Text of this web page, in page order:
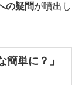
の疑問が噴出し
単に？」